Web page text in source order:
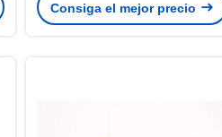
Consiga el mejor precio